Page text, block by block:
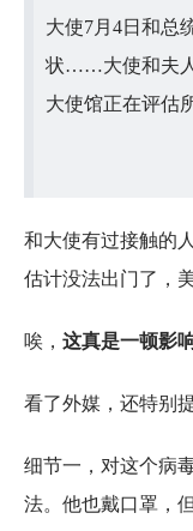
大使7月4日和总
状……大使和夫人
大使馆正在评
和大使有过接触的
估计没法出门了，
唉， 这真是一顿影
看了外媒，还特别
细节一，对这个病
法。他也戴口罩，